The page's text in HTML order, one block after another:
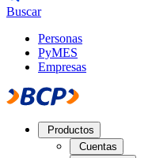
Buscar
Personas
PyMES
Empresas
Productos
Cuentas